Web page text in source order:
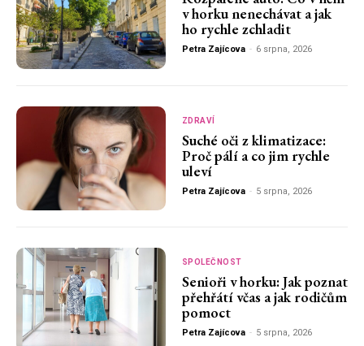
v horku nenechávat a jak
ho rychle zchladit
Petra Zajícova - 6 srpna, 2026
ZDRAVÍ
Suché oči z klimatizace:
Proč pálí a co jim rychle
uleví
Petra Zajícova - 5 srpna, 2026
SPOLEČNOST
Senioři v horku: Jak poznat
přehřátí včas a jak rodičům
pomoct
Petra Zajícova - 5 srpna, 2026